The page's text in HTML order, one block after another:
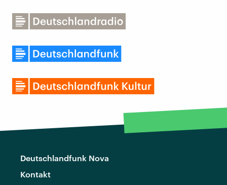
Deutschlandfunk Nova
Kontakt